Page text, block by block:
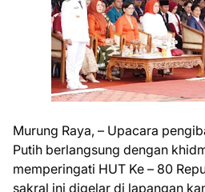
Murung Raya, – Upacara
Putih berlangsung dengan
memperingati HUT Ke – 80
sakral ini digelar di lapangan